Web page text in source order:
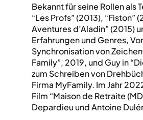
Bekannt für seine Rollen als
“Les Profs” (2013), “Fiston”
Aventures d’Aladin” (2015)
Erfahrungen und Genres,
Synchronisation von
Family”, 2019, und Guy in
zum Schreiben von
Firma MyFamily. Im Jahr
Film “Maison de Retraite
Depardieu und Antoine